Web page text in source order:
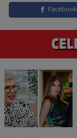
Facebook